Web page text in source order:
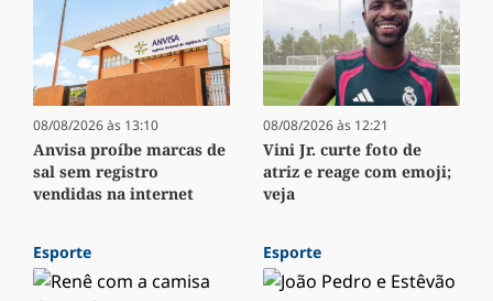
08/08/2026 às 13:10
Anvisa proíbe marcas de
sal sem registro
vendidas na internet
08/08/2026 às 12:21
Vini Jr. curte foto de
atriz e reage com emoji;
veja
Esporte Esporte